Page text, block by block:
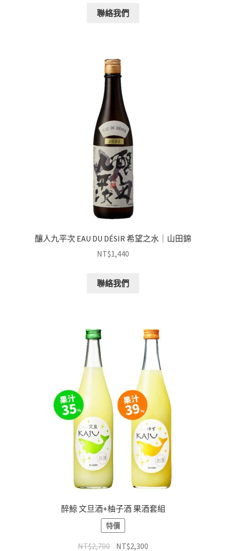
聯絡我們
釀人九平次 EAU DU DÉSIR 希望之水｜山田錦
NT$1,440
聯絡我們
醉鯨 文旦酒+柚子酒 果酒套組
特價
NT$2,700 NT$2,300